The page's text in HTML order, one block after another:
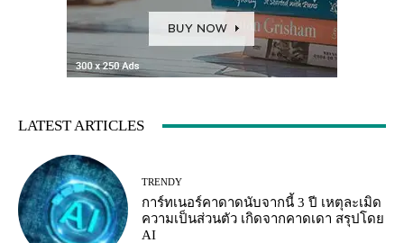
LATEST ARTICLES
TRENDY
การ์ทเนอร์คาดาดนับจากนี้ 3 ปี เหตุละเมิด
ความเป็นส่วนตัว เกิดจากคาดเดา สรุปโดย
AI